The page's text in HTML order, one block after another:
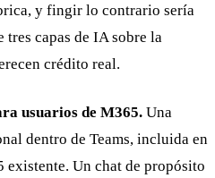
y fingir lo contrario sería
capas de IA sobre la
crédito real.
usuarios de M365. Una
dentro de Teams, incluida en
Un chat de propósito